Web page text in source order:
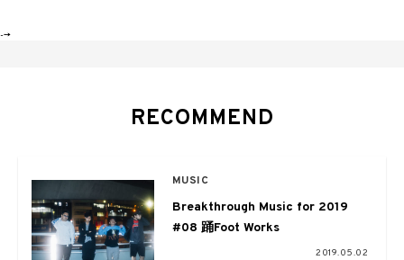
-->
RECOMMEND
MUSIC
Breakthrough Music for 2019
#08 踊Foot Works
2019.05.02